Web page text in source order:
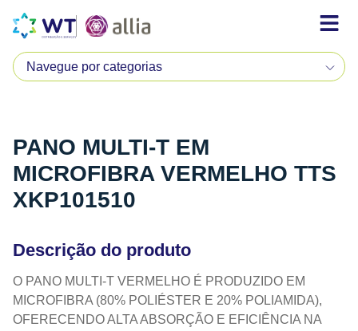
PANO MULTI-T EM
MICROFIBRA VERMELHO TTS
XKP101510
Descrição do produto
O PANO MULTI-T VERMELHO É PRODUZIDO EM
MICROFIBRA (80% POLIÉSTER E 20% POLIAMIDA),
OFERECENDO ALTA ABSORÇÃO E EFICIÊNCIA NA